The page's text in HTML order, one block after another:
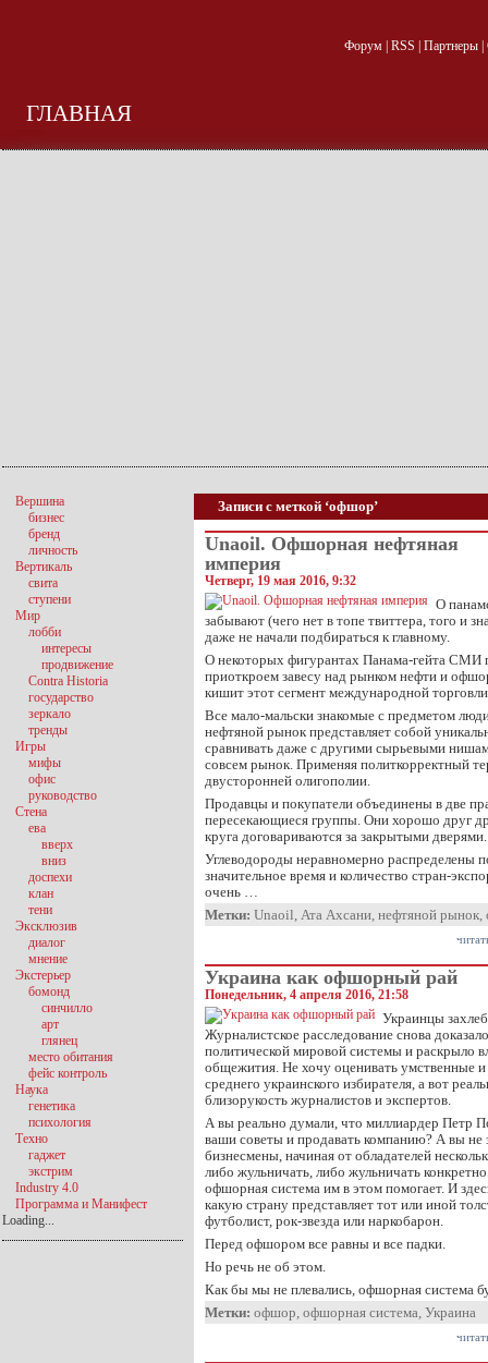
Форум| RSS Партнеры|
ГЛАВНАЯ
Записи с меткой ‘офшор’
Unaoil. Офшорная нефтяная
империя
Четверг, 19 мая 2016, 9:32
О
забывают (чего нет в топе твиттера, того и
даже не начали подбираться к главному.
О некоторых фигурантах Панама-гейта СМИ
приоткроем завесу над рынком нефти и
кишит этот сегмент международной
Все мало-мальски знакомые с предметом
нефтяной рынок представляет собой
сравнивать даже с другими сырьевыми
совсем рынок. Применяя политкорректный
двусторонней олигополии.
Продавцы и покупатели объединены в две
пересекающиеся группы. Они хорошо друг
круга договариваются за закрытыми дверями.
Углеводороды неравномерно распределены
значительное время и количество стран-
очень …
Метки: Unaoil, Ата Ахсани, нефтяной рынок,
Украина как офшорный рай
Понедельник, 4 апреля 2016, 21:58
Украинцы
Журналистское расследование снова
политической мировой системы и раскрыло
общежития. Не хочу оценивать умственные
среднего украинского избирателя, а вот
близорукость журналистов и экспертов.
А вы реально думали, что миллиардер Петр
ваши советы и продавать компанию? А вы не
бизнесмены, начиная от обладателей
либо жульничать, либо жульничать
офшорная система им в этом помогает. И
какую страну представляет тот или иной
футболист, рок-звезда или наркобарон.
Перед офшором все равны и все падки.
Но речь не об этом.
Как бы мы не плевались, офшорная система
Метки: офшор, офшорная система, Украина
Вершина
бизнес
бренд
личность
Вертикаль
свита
ступени
Мир
лобби
интересы
продвижение
Contra Historia
государство
зеркало
тренды
Игры
мифы
офис
руководство
Стена
ева
вверх
вниз
доспехи
клан
тени
Эксклюзив
диалог
мнение
Экстерьер
бомонд
синчилло
арт
глянец
место обитания
фейс контроль
Наука
генетика
психология
Техно
гаджет
экстрим
Industry 4.0
Программа и Манифест
Loading...